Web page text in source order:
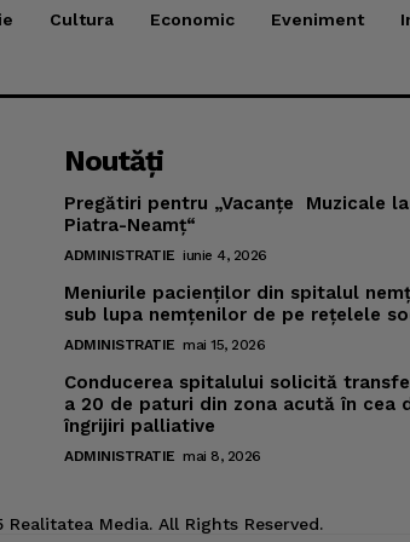
Cultura Economic Eveniment
Noutăţi
Pregătiri pentru „Vacanţe Muzicale la
Piatra-Neamţ“
ADMINISTRATIE iunie 4, 2026
Meniurile pacienţilor din spitalul
sub lupa nemţenilor de pe reţelele
ADMINISTRATIE mai 15, 2026
Conducerea spitalului solicită
a 20 de paturi din zona acută în cea
îngrijiri palliative
ADMINISTRATIE mai 8, 2026
Realitatea Media. All Rights Reserved.